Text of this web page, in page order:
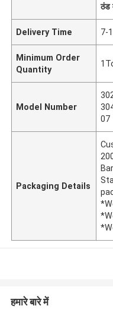
ठंड
Delivery Time 7-
Minimum Order
Quantity
Model Number
07
Packaging Details
हमारे बारे में